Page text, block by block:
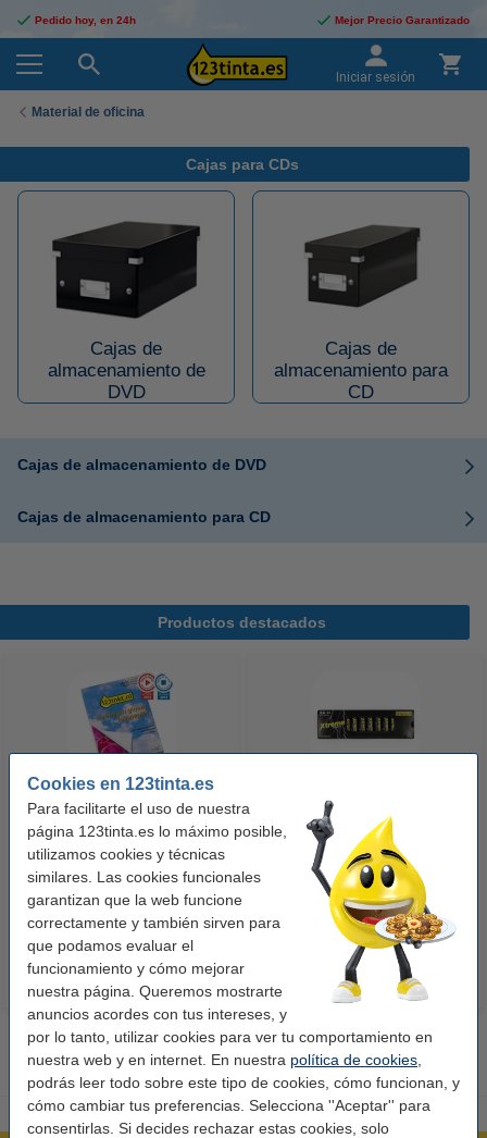
Cookies en 123tinta.es
Para facilitarte el uso de nuestra
página 123tinta.es lo máximo posible,
utilizamos cookies y técnicas
similares. Las cookies funcionales
garantizan que la web funcione
correctamente y también sirven para
que podamos evaluar el
funcionamiento y cómo mejorar
nuestra página. Queremos mostrarte
anuncios acordes con tus intereses, y
por lo tanto, utilizar cookies para ver tu comportamiento en
nuestra web y en internet. En nuestra política de cookies
podrás leer todo sobre este tipo de cookies, cómo funcionan, y
cómo cambiar tus preferencias. Selecciona ''Aceptar'' para
consentirlas. Si decides rechazar estas cookies, solo
Pedido hoy, en 24h Mejor Precio Garantizado
Iniciar sesión
Material de oficina
Cajas para CDs
Cajas de
almacenamiento de
DVD
Cajas de
almacenamiento para
CD
Cajas de almacenamiento de DVD
Cajas de almacenamiento para CD
Productos destacados
123tinta Papel fotográfico
Premium Glossy brillo alto | 10 x
15 cm | 260g | 100 hojas
10,50 € Incl. 21% IVA
123tinta Pilas Alcalinas Xtreme
Power AA - LR06 - MN1500 - 24
unidades
14,50 € Incl. 21% IVA